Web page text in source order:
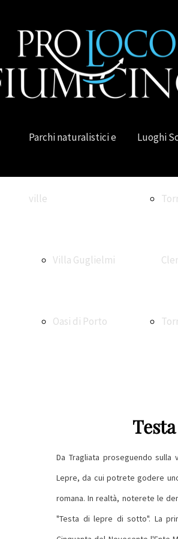
Parchi naturalistici e
ville
Villa Guglielmi
Oasi di Porto
Vasche di
Luoghi
La
Da Tragliata proseguendo
Lepre, da cui potrete godere
romana. In realtà, noterete le
"Testa di lepre di sotto". La